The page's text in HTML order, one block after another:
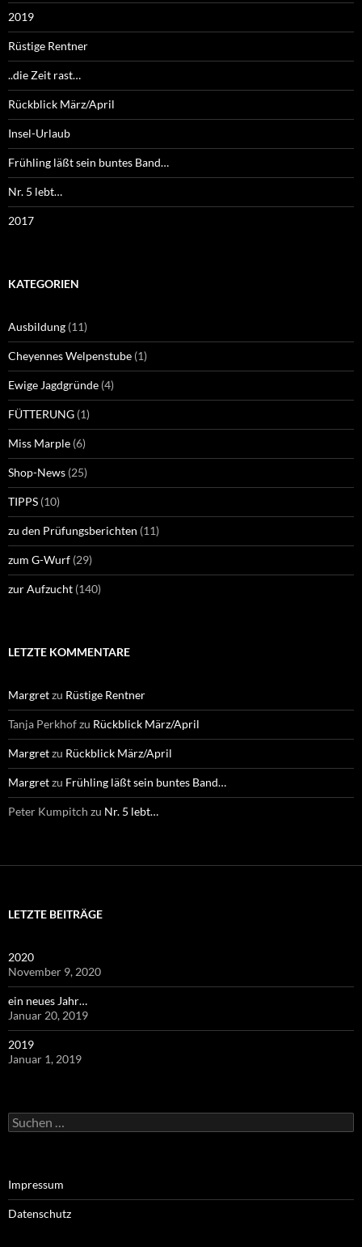
2019
Rüstige Rentner
..die Zeit rast…
Rückblick März/April
Insel-Urlaub
Frühling läßt sein buntes Band…
Nr. 5 lebt…
2017
KATEGORIEN
Ausbildung (11)
Cheyennes Welpenstube (1)
Ewige Jagdgründe (4)
FÜTTERUNG (1)
Miss Marple (6)
Shop-News (25)
TIPPS (10)
zu den Prüfungsberichten (11)
zum G-Wurf (29)
zur Aufzucht (140)
LETZTE KOMMENTARE
Margretzu Rüstige Rentner
Tanja Perkhofzu Rückblick März/April
Margretzu Rückblick März/April
Margretzu Frühling läßt sein buntes Band…
Peter Kumpitch zu Nr. 5 lebt…
LETZTE BEITRÄGE
2020
November 9, 2020
ein neues Jahr…
Januar 20, 2019
2019
Januar 1, 2019
Suchen
nach:
Impressum
Datenschutz